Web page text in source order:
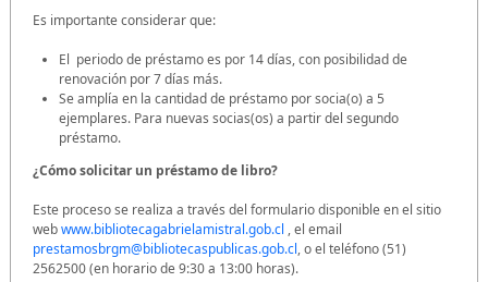
Es importante considerar que:
El periodo de préstamo es por 14 días, con posibilidad de
renovación por 7 días más.
Se amplía en la cantidad de préstamo por socia(o) a 5
ejemplares. Para nuevas socias(os) a partir del segundo
préstamo.
¿Cómo solicitar un préstamo de libro?
Este proceso se realiza a través del formulario disponible en el sitio
webwww.bibliotecagabrielamistral.gob.cl , el email
prestamosbrgm@bibliotecaspublicas.gob.cl, o el teléfono (51)
2562500 (en horario de 9:30 a 13:00 horas).